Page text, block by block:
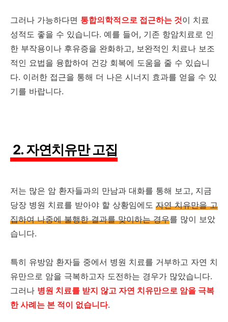
그러나 가능하다면 통합의학적으로 접근하는 것이 치료
성적도 좋을 수 있습니다. 예를 들어, 기존 항암치료로 인
한 부작용이나 후유증을 완화하고, 보완적인 치료나 보조
적인 요법을 융합하여 건강 회복에 도움을 줄 수 있습니
다. 이러한 접근을 통해 더 나은 시너지 효과를 얻을 수 있
기를 바랍니다.
2. 자연치유만 고집
저는 많은 암 환자들과의 만남과 대화를 통해 보고, 지금
당장 병원 치료를 받아야 할 상황임에도 자연 치유만을 고
집하여 나중에 불행한 결과를 맞이하는 경우를 많이 보았
습니다.
특히 유방암 환자들 중에서 병원 치료를 거부하고 자연 치
유만으로 암을 극복하고자 도전하는 경우가 많았습니다.
그러나 병원 치료를 받지 않고 자연 치유만으로 암을 극복
한 사례는 본 적이 없습니다.